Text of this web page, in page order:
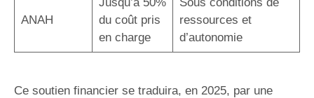
ANAH
du coût pris
en charge
ressources et
d’autonomie
Ce soutien financier se traduira, en 2025, par une